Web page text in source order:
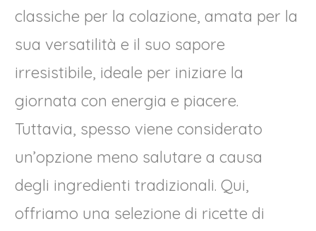
classiche per la colazione, amata per la
sua versatilità e il suo sapore
irresistibile, ideale per iniziare la
giornata con energia e piacere.
Tuttavia, spesso viene considerato
un’opzione meno salutare a causa
degli ingredienti tradizionali. Qui,
offriamo una selezione di ricette di